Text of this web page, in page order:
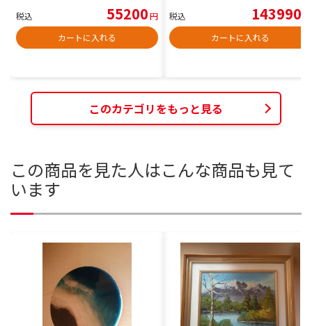
税込 55200円
カートに入れる
税込 143990
カートに入れる
このカテゴリをもっと見る
この商品を見た人はこんな商品も見て
います